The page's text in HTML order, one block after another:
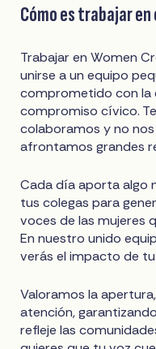
Cómo es trabajar en
Trabajar en Women
unirse a un equipo
comprometido con la
compromiso cívico.
colaboramos y no
afrontamos grandes
Cada día aporta algo
tus colegas para
voces de las mujeres
En nuestro unido
verás el impacto de
Valoramos la
atención,
refleje las